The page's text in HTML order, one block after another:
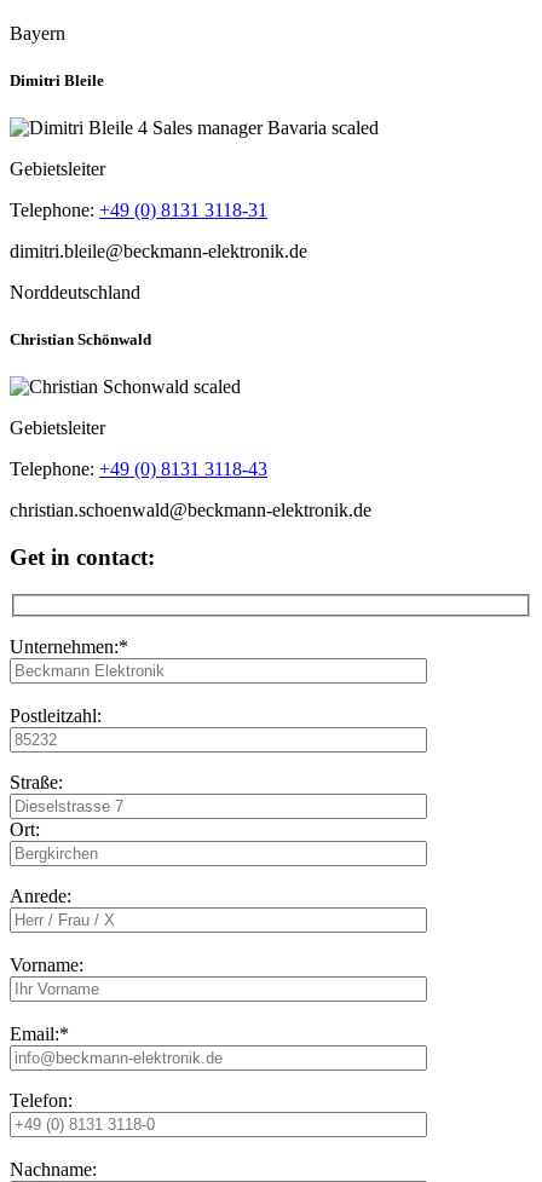
Bayern
Dimitri Bleile
Gebietsleiter
Telephone: +49 (0) 8131 3118-31
Norddeutschland
Christian Schönwald
Gebietsleiter
Telephone: +49 (0) 8131 3118-43
Get in contact:
Unternehmen:*
Postleitzahl:
Straße:
Ort:
Anrede:
Vorname:
Email:*
Telefon:
Nachname: